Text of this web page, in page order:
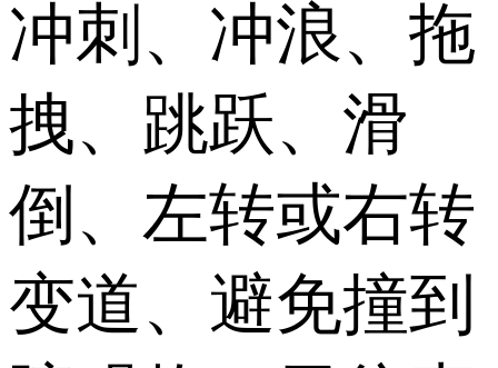
冲刺、冲浪、拖
拽、跳跃、滑
倒、左转或右转
变道、避免撞到